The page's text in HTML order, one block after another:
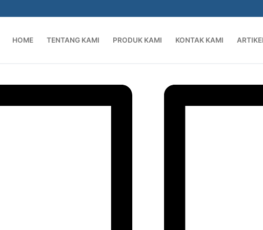
HOME TENTANG KAMI PRODUK KAMI KONTAK KAMI